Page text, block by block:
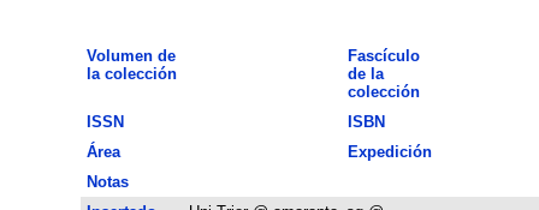
Volumen de
la colección
Fascículo
de la
colección
ISSN
ISBN
Área
Expedición
Notas